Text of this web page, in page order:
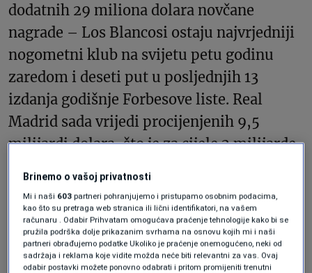
dodatnih 29 miliona dolara novčane
nagrade – Los Blancosi ostaju najvrjedniji
nogometni klub na svijetu petu godinu
zaredom i deseti put u posljednjih 13
izdanja godišnje Forbesove liste. Real
Madrid sada vrijedi procijenjenih 9,5
milijardi dolara, što je za cijele 2 milijarde
koja je prošle sezone postala tek drugi
nogometni klub u historiji koji je premašio
milijardu dolara prihoda (isključujući
transfere igrača).
Brinemo o vašoj privatnosti
Mi i naši 603 partneri pohranjujemo i pristupamo osobnim podacima,
kao što su pretraga web stranica ili lični identifikatori, na vašem
računaru . Odabir Prihvatam omogućava praćenje tehnologije kako bi se
pružila podrška dolje prikazanim svrhama na osnovu kojih mi i naši
partneri obrađujemo podatke Ukoliko je praćenje onemogućeno, neki od
sadržaja i reklama koje vidite možda neće biti relevantni za vas. Ovaj
odabir postavki možete ponovno odabrati i pritom promijeniti trenutni